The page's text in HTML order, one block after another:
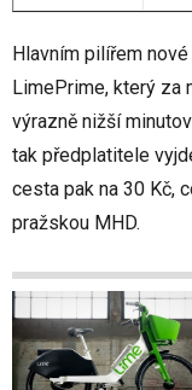
Hlavním pilířem
LimePrime, který za
výrazně nižší
tak předplatitele
cesta pak na 30 Kč,
pražskou MHD.